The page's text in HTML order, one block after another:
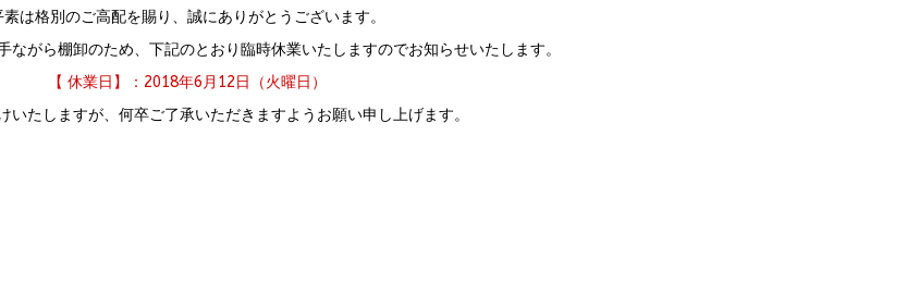
素は格別のご高配を賜り、誠にありがとうございます。
ながら棚卸のため、下記のとおり臨時休業いたしますのでお知らせいたします。
【 休業日】：2018年6月12日（火曜日）
いたしますが、何卒ご了承いただきますようお願い申し上げます。